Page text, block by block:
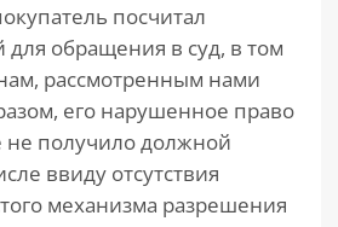
посчитал
для обращения в суд, в том
рассмотренным нами
его нарушенное право
не получило должной
ввиду отсутствия
механизма разрешения